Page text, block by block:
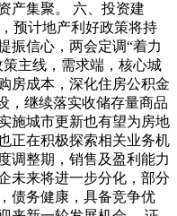
产集聚。 六、投资建
预计地产利好政策将持
振信心，两会定调“着力
主线，需求端，核心城
房成本，深化住房公积金
，继续落实收储存量商品
施城市更新也有望为房地
正在积极探索相关业务机
调整期，销售及盈利能力
未来将进一步分化，部分
债务健康，具备竞争优